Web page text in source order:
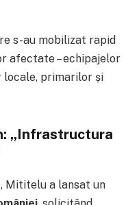
s-au mobilizat rapid
afectate – echipajelor
locale, primarilor și
„Infrastructura
Mititelu a lansat un